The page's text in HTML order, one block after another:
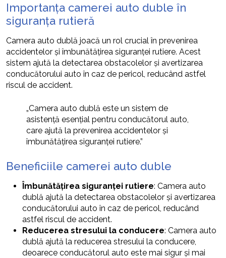
Importanța camerei auto duble în
siguranța rutieră
Camera auto dublă joacă un rol crucial în prevenirea
accidentelor și îmbunătățirea siguranței rutiere. Acest
sistem ajută la detectarea obstacolelor și avertizarea
conducătorului auto în caz de pericol, reducând astfel
riscul de accident.
„Camera auto dublă este un sistem de
asistență esențial pentru conducătorul auto,
care ajută la prevenirea accidentelor și
îmbunătățirea siguranței rutiere.”
Beneficiile camerei auto duble
Îmbunătățirea siguranței rutiere: Camera auto
dublă ajută la detectarea obstacolelor și avertizarea
conducătorului auto în caz de pericol, reducând
astfel riscul de accident.
Reducerea stresului la conducere: Camera auto
dublă ajută la reducerea stresului la conducere,
deoarece conducătorul auto este mai sigur și mai